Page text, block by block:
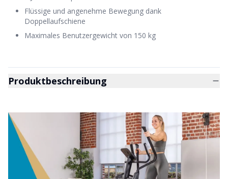
Flüssige und angenehme Bewegung dank
Doppellaufschiene
Maximales Benutzergewicht von 150 kg
Produktbeschreibung